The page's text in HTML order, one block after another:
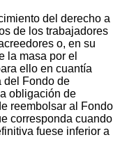
del derecho a
de los trabajadores
o, en su
la masa por el
ello en cuantía
del Fondo de
obligación de
reembolsar al Fondo
corresponda cuando
fuese inferior a